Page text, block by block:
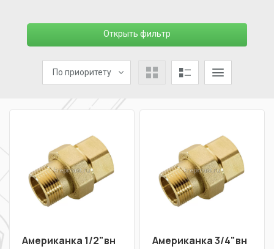
Открыть фильтр
По приоритету
Американка 1/2"вн
Американка 3/4"вн